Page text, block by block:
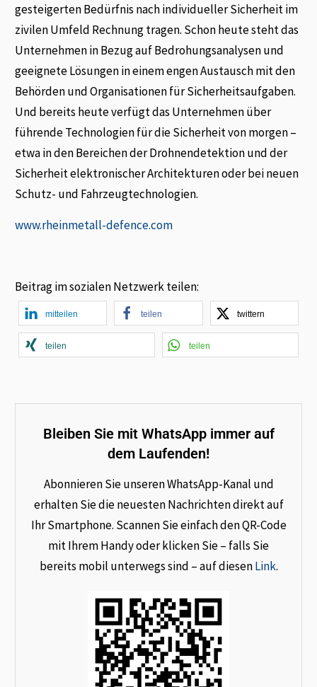
gesteigerten Bedürfnis nach individueller Sicherheit im
zivilen Umfeld Rechnung tragen. Schon heute steht das
Unternehmen in Bezug auf Bedrohungsanalysen und
geeignete Lösungen in einem engen Austausch mit den
Behörden und Organisationen für Sicherheitsaufgaben.
Und bereits heute verfügt das Unternehmen über
führende Technologien für die Sicherheit von morgen –
etwa in den Bereichen der Drohnendetektion und der
Sicherheit elektronischer Architekturen oder bei neuen
Schutz- und Fahrzeugtechnologien.
www.rheinmetall-defence.com
Beitrag im sozialen Netzwerk teilen:
mitteilen teilen twittern
teilen teilen
Bleiben Sie mit WhatsApp immer auf
dem Laufenden!
Abonnieren Sie unseren WhatsApp-Kanal und
erhalten Sie die neuesten Nachrichten direkt auf
Ihr Smartphone. Scannen Sie einfach den QR-Code
mit Ihrem Handy oder klicken Sie – falls Sie
bereits mobil unterwegs sind – auf diesenLink.